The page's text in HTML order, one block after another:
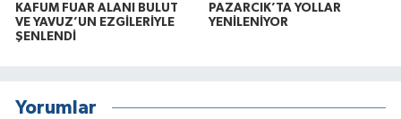
KAFUM FUAR ALANI BULUT
VE YAVUZ’UN EZGİLERİYLE
ŞENLENDİ
PAZARCIK’TA YOLLAR
YENİLENİYOR
Yorumlar